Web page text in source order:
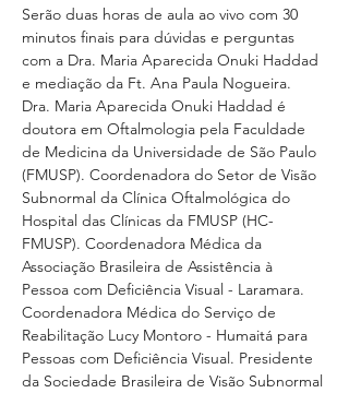
Serão duas horas de aula ao vivo com 30
minutos finais para dúvidas e perguntas
com a Dra. Maria Aparecida Onuki Haddad
e mediação da Ft. Ana Paula Nogueira.
Dra. Maria Aparecida Onuki Haddad é
doutora em Oftalmologia pela Faculdade
de Medicina da Universidade de São Paulo
(FMUSP). Coordenadora do Setor de Visão
Subnormal da Clínica Oftalmológica do
Hospital das Clínicas da FMUSP (HC-
FMUSP). Coordenadora Médica da
Associação Brasileira de Assistência à
Pessoa com Deficiência Visual - Laramara.
Coordenadora Médica do Serviço de
Reabilitação Lucy Montoro - Humaitá para
Pessoas com Deficiência Visual. Presidente
da Sociedade Brasileira de Visão Subnormal